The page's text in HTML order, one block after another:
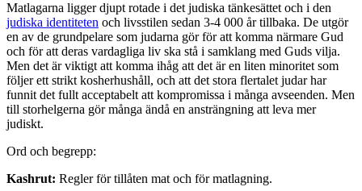
Matlagarna ligger djupt rotade i det judiska tänkesättet och i den
judiska identiteten och livsstilen sedan 3-4 000 år tillbaka. De utgör
en av de grundpelare som judarna gör för att komma närmare Gud
och för att deras vardagliga liv ska stå i samklang med Guds vilja.
Men det är viktigt att komma ihåg att det är en liten minoritet som
följer ett strikt kosherhushåll, och att det stora flertalet judar har
funnit det fullt acceptabelt att kompromissa i många avseenden. Men
till storhelgerna gör många ändå en ansträngning att leva mer
judiskt.
Ord och begrepp:
Kashrut: Regler för tillåten mat och för matlagning.